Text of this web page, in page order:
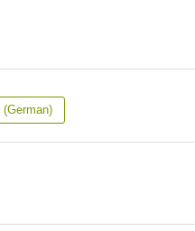
(German)